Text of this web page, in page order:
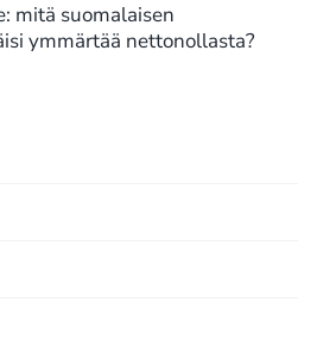
mitä suomalaisen
ymmärtää nettonollasta?